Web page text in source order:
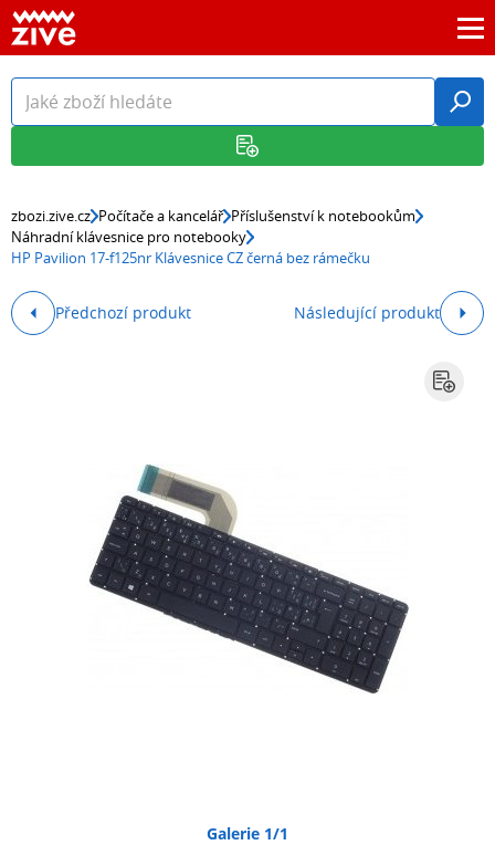
zbozi.zive.cz Počítače a kancelář Příslušenství k notebookům
Náhradní klávesnice pro notebooky
HP Pavilion 17-f125nr Klávesnice CZ černá bez rámečku
Předchozí produkt Následující produkt
Galerie 1/1